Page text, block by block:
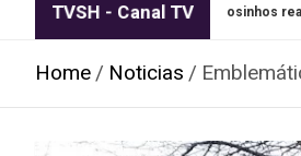
TVSH - Canal TV
Leixões em Matosinhos reabre ao trânsito
Home Noticias